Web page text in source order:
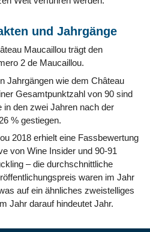
und Jahrgänge
Maucaillou trägt den
2 de Maucaillou.
Jahrgängen wie dem Château
Gesamtpunktzahl von 90 sind
in den zwei Jahren nach der
% gestiegen.
2018 erhielt eine Fassbewertung
von Wine Insider und 90-91
– die durchschnittliche
waren im Jahr
auf ein ähnliches zweistelliges
Jahr darauf hindeutet Jahr.